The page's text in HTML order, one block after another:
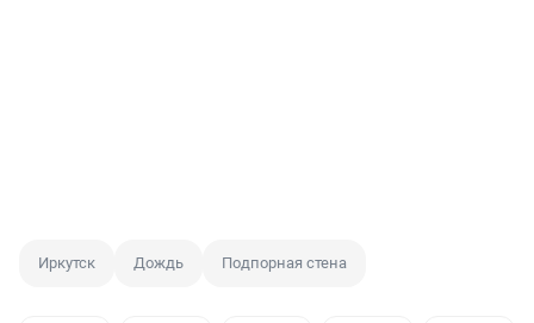
Иркутск Дождь Подпорная стена